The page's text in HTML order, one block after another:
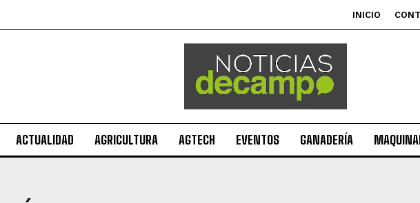
INICIO
ACTUALIDAD AGRICULTURA AGTECH EVENTOS GANADERÍA